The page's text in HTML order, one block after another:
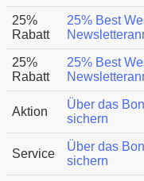
25%
Rabatt
25% Best
25%
Rabatt
25% Best
Aktion
Über das
sichern
Service
Über das
sichern